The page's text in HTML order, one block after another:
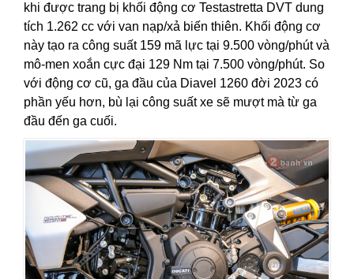
khi được trang bị khối động cơ Testastretta DVT dung
tích 1.262 cc với van nạp/xả biến thiên. Khối động cơ
này tạo ra công suất 159 mã lực tại 9.500 vòng/phút và
mô-men xoắn cực đại 129 Nm tại 7.500 vòng/phút. So
với động cơ cũ, ga đầu của Diavel 1260 đời 2023 có
phần yếu hơn, bù lại công suất xe sẽ mượt mà từ ga
đầu đến ga cuối.